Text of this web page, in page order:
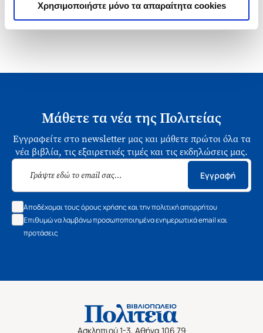
Χρησιμοποιήστε μόνο τα απαραίτητα cookies
Μάθετε τα νέα της Πολιτείας
Εγγραφείτε στο newsletter μας και μάθετε πρώτοι όλα τα
νέα βιβλία, τις εξαιρετικές τιμές και τις εκδηλώσεις μας.
Εγγραφή
Αποδέχομαι τους όρους χρήσης και την πολιτική απορρήτου
Επιθυμώ να λαμβάνω προσωποποιημένα ενημερωτικά email και
προτάσεις
Ασκληπιού 1-3, Αθήνα 106 79